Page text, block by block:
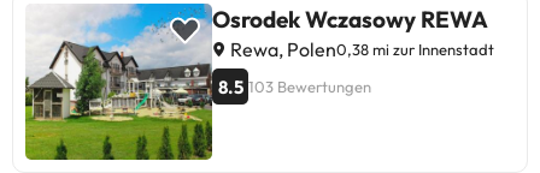
Osrodek Wczasowy REWA
Rewa, Polen0,38 mi zur Innenstadt
8.5 103 Bewertungen